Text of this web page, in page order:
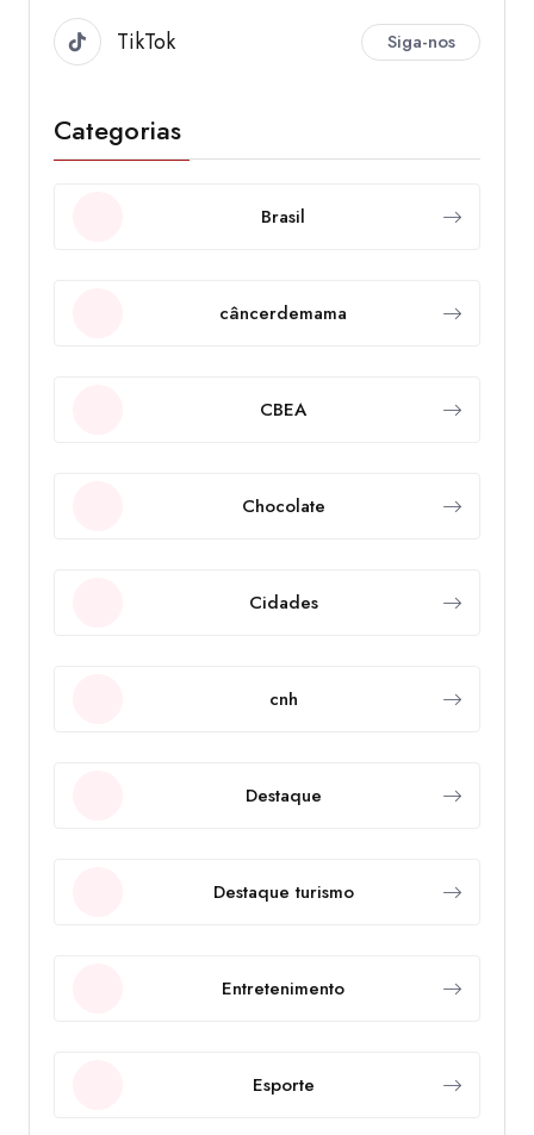
TikTok Siga-nos
Categorias
Brasil
câncerdemama
CBEA
Chocolate
Cidades
cnh
Destaque
Destaque turismo
Entretenimento
Esporte